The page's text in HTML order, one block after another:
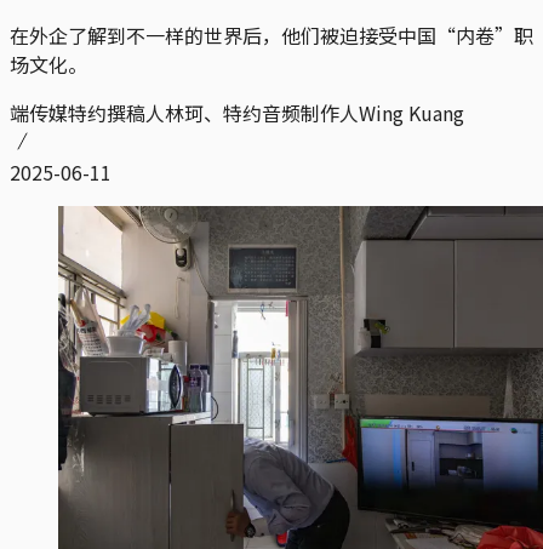
在外企了解到不一样的世界后，他们被迫接受中国“内卷”职
场文化。
端传媒特约撰稿人林珂、特约音频制作人Wing Kuang
2025-06-11